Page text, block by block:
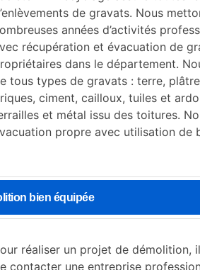
de gravats. Nous
années d’activités
récupération et évacuation de
dans le département.
tous types de gravats : terre,
ciment, cailloux, tuiles et
et métal issu des toitures.
propre avec utilisation de
bien équipée
réaliser un projet de démolition,
contacter une entreprise